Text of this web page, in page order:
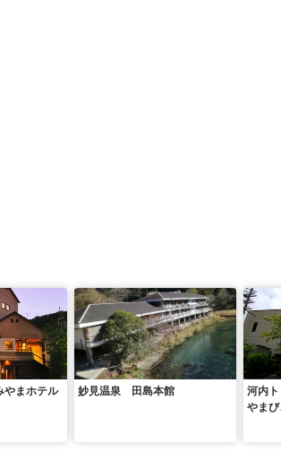
まホテル 妙見温泉 田島本館
河内
やまび